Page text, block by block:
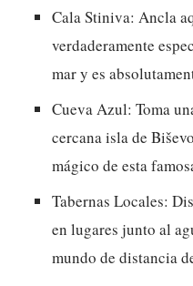
Cala Stiniva: Ancla
verdaderamente
mar y es
Cueva Azul: Toma
cercana isla de
mágico de esta
Tabernas Locales:
en lugares junto al
mundo de distancia